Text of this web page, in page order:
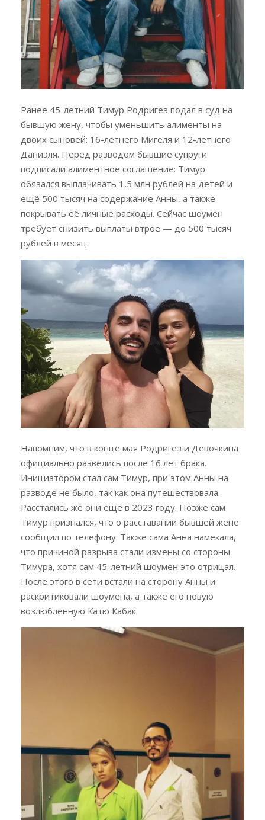
Ранее 45-летний Тимур Родригез подал в суд на
бывшую жену, чтобы уменьшить алименты на
двоих сыновей: 16-летнего Мигеля и 12-летнего
Даниэля. Перед разводом бывшие супруги
подписали алиментное соглашение: Тимур
обязался выплачивать 1,5 млн рублей на детей и
ещё 500 тысяч на содержание Анны, а также
покрывать её личные расходы. Сейчас шоумен
требует снизить выплаты втрое — до 500 тысяч
рублей в месяц.
Напомним, что в конце мая Родригез и Девочкина
официально развелись после 16 лет брака.
Инициатором стал сам Тимур, при этом Анны на
разводе не было, так как она путешествовала.
Расстались же они еще в 2023 году. Позже сам
Тимур признался, что о расставании бывшей жене
сообщил по телефону. Также сама Анна намекала,
что причиной разрыва стали измены со стороны
Тимура, хотя сам 45-летний шоумен это отрицал.
После этого в сети встали на сторону Анны и
раскритиковали шоумена, а также его новую
возлюбленную Катю Кабак.